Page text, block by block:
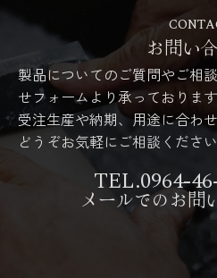
お問い
製品についてのご質問やご相
せフォームより承っております
受注生産や納期、用途に合わ
どうぞお気軽にご相談ください
TEL.0964-
メールでのお問